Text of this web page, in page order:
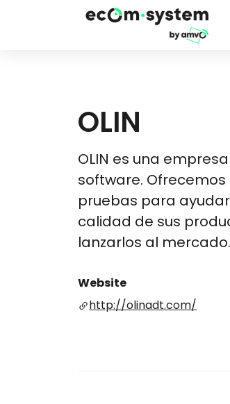
OLIN
OLIN es una
software.
pruebas para
calidad de sus
lanzarlos al mercado.
Website
http://olinadt.com/